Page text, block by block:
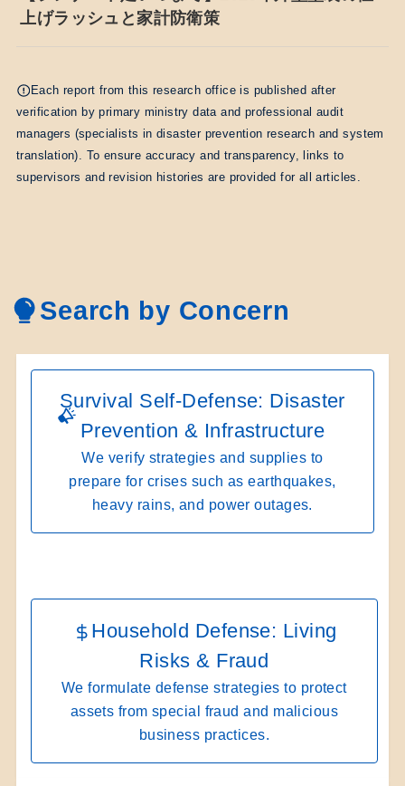
上げラッシュと家計防衛策
Each report from this research office is published after
verification by primary ministry data and professional audit
managers (specialists in disaster prevention research and system
translation). To ensure accuracy and transparency, links to
supervisors and revision histories are provided for all articles.
Search by Concern
Survival Self-Defense: Disaster
Prevention & Infrastructure
We verify strategies and supplies to
prepare for crises such as earthquakes,
heavy rains, and power outages.
Household Defense: Living
Risks & Fraud
We formulate defense strategies to protect
assets from special fraud and malicious
business practices.